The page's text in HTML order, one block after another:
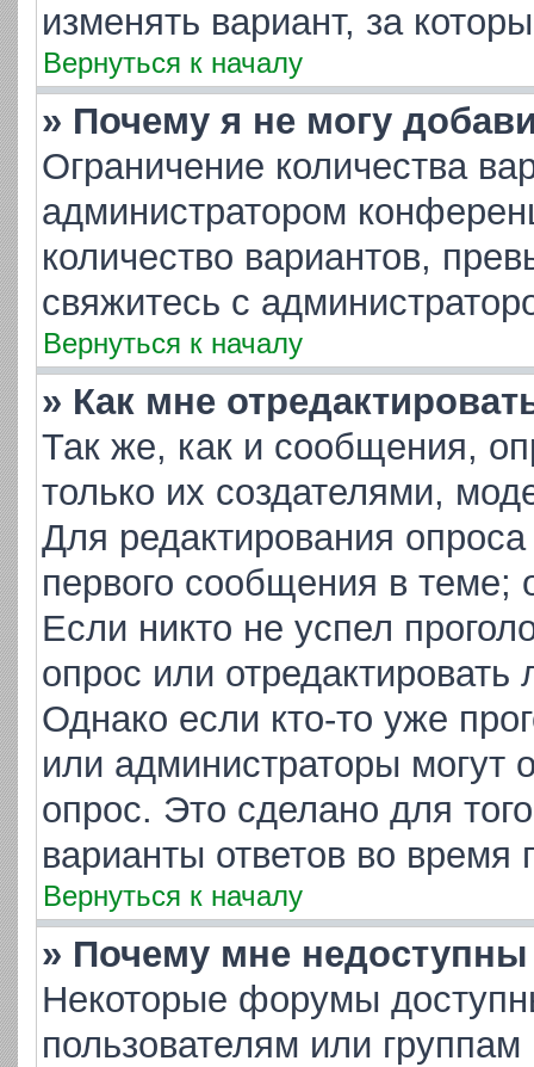
изменять вариант, за
Вернуться к началу
» Почему я не могу
Ограничение количества
администратором
количество вариантов,
свяжитесь с
Вернуться к началу
» Как мне
Так же, как и сообщения,
только их создателями,
Для редактирования
первого сообщения в теме;
Если никто не успел
опрос или
Однако если кто-то уже
или администраторы могут
опрос. Это сделано для
варианты ответов во время
Вернуться к началу
» Почему мне
Некоторые форумы
пользователям или